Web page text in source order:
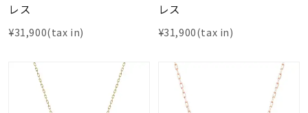
レス
¥31,900(tax in)
レス
¥31,900(tax in)